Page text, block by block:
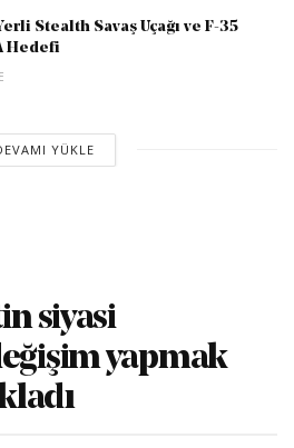
Stealth Savaş Uçağı ve F-35
Hedefi
YÜKLE
siyasi
yapmak